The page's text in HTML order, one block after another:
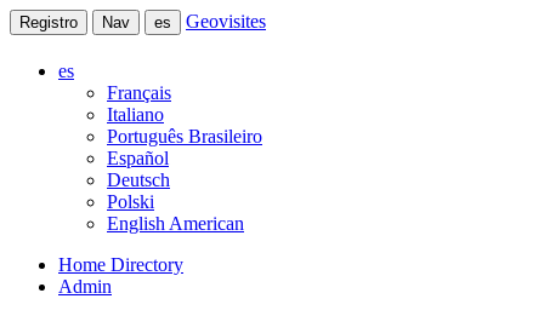
Registro Nav es Geovisites
es
Français
Italiano
Português Brasileiro
Español
Deutsch
Polski
English American
Home Directory
Admin